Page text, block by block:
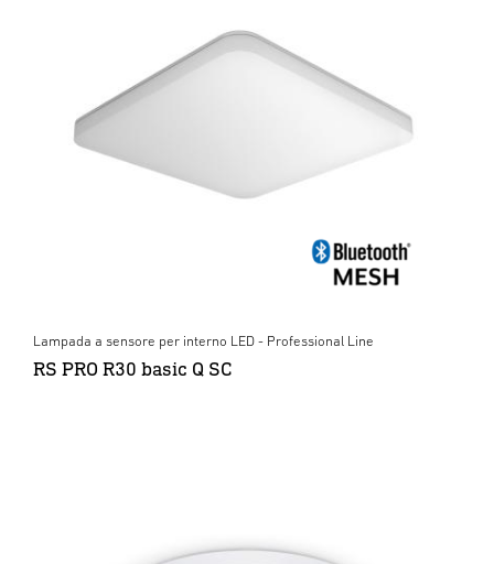
Lampada a sensore per interno LED - Professional Line
RS PRO R30 basic Q SC